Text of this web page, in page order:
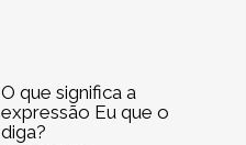
O que significa a
expressão Eu que o
diga?